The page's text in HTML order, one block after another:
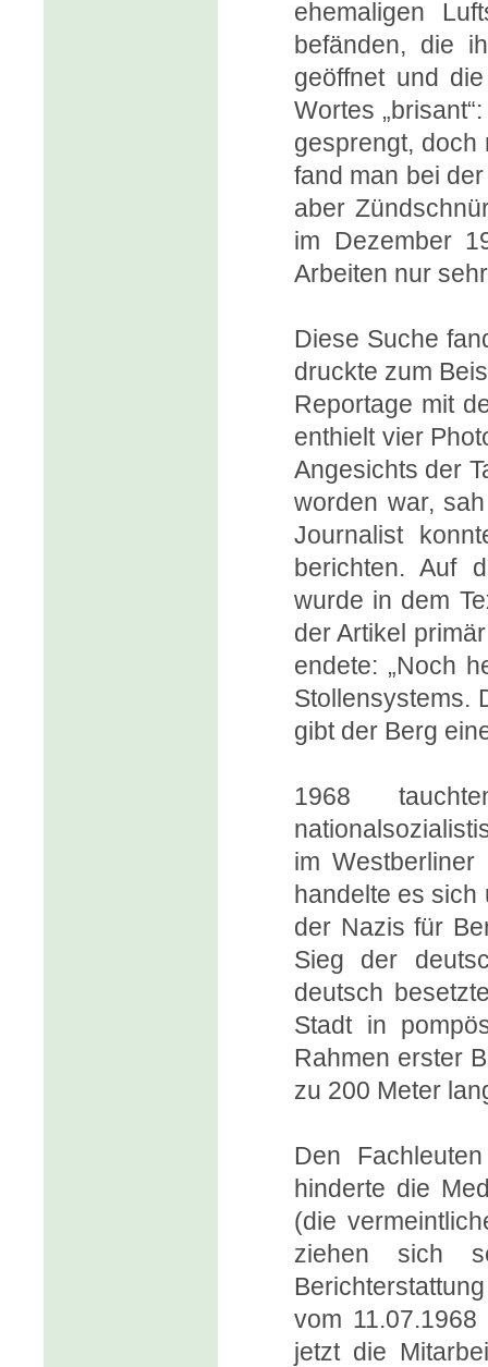
ehemaligen
befänden, die
geöffnet und
Wortes
gesprengt, doch
fand man bei
aber
im Dezember
Arbeiten nur
Diese Suche
druckte zum
Reportage mit
enthielt vier
Angesichts der
worden war,
Journalist
berichten. Auf
wurde in dem
der Artikel
endete: „Noch
Stollensystems.
gibt der Berg
1968
im
handelte es sich
der Nazis für
Sieg der
deutsch
Stadt in
Rahmen erster
zu 200 Meter
Den
hinderte die
(die
ziehen sich
vom
jetzt die